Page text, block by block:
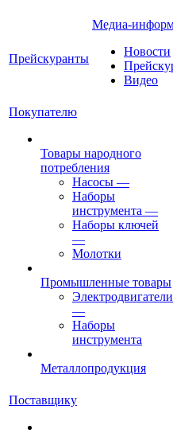
Прейскуранты
Медиа-
Новости
Видео
Покупателю
Товары народного
потребления
Насосы —
Наборы
инструмента —
Наборы ключей
—
Молотки
Промышленные товары
Электродвигатели
—
Наборы
инструмента
Металлопродукция
Поставщику